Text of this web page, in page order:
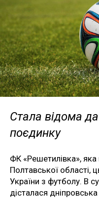
Стала відома
поєдинку
ФК «Решетилівка», яка
Полтавської області,
України з футболу. В
дісталася